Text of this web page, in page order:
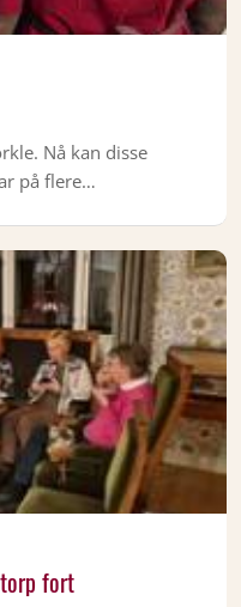
Nå kan disse
på flere…
fort